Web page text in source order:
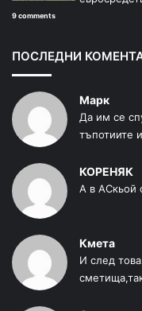
9 comments
ПОСЛЕДНИ
Марк
Да им се
тъпотиите
КОРЕНЯК
А в АСкьой
Кмета
И след